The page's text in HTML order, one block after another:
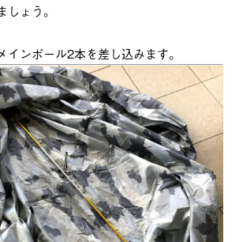
ょう。
インポール2本を差し込みます。